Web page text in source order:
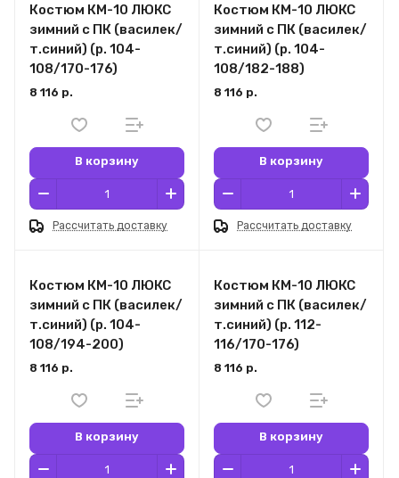
Костюм КМ-10 ЛЮКС
зимний c ПК (василек/
т.синий) (р. 104-
108/170-176)
8 116 р.
В корзину
Рассчитать доставку
Костюм КМ-10 ЛЮКС
зимний c ПК (василек/
т.синий) (р. 104-
108/182-188)
8 116 р.
В корзину
Рассчитать доставку
Костюм КМ-10 ЛЮКС
зимний c ПК (василек/
т.синий) (р. 104-
108/194-200)
8 116 р.
В корзину
Костюм КМ-10 ЛЮКС
зимний c ПК (василек/
т.синий) (р. 112-
116/170-176)
8 116 р.
В корзину